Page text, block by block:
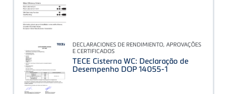
DECLARACIONES DE RENDIMIENTO, APROVAÇÕES
E CERTIFICADOS
TECE Cisterna WC: Declaração de
Desempenho DOP 14055-1